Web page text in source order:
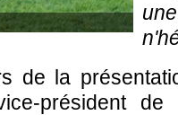
de la
président de